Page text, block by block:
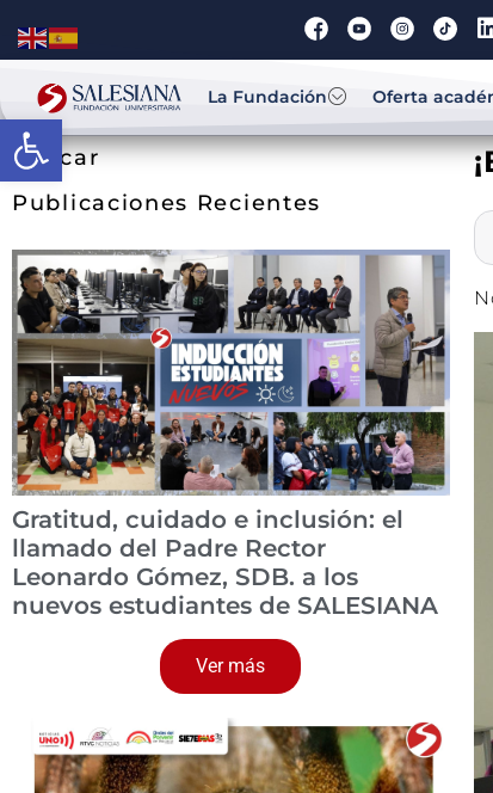
Abrir barra de
La Fundación Oferta
Buscar
Publicaciones Recientes
Gratitud, cuidado e inclusión: el
llamado del Padre Rector
Leonardo Gómez, SDB. a los
nuevos estudiantes de SALESIANA
Ver más